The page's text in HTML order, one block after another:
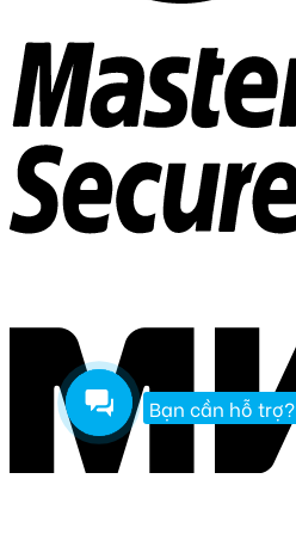
Bạn cần hỗ trợ?